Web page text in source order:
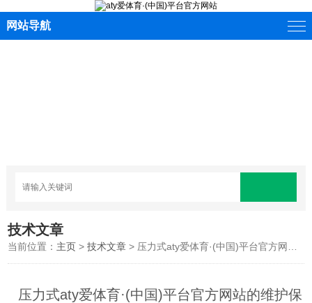
网站导航
技术文章
当前位置： 主页 >技术文章 > 压力式aty爱体育·(中国)平台官方网站的维护保养方法
压力式aty爱体育·(中国)平台官方网站的维护保